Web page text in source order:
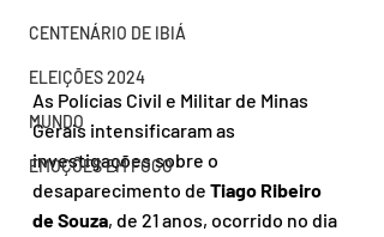
CENTENÁRIO DE IBIÁ
ELEIÇÕES 2024
MUNDO
EMOÇÕES EM FOCO
As Polícias Civil e Militar de Minas
Gerais intensificaram as
investigações sobre o
desaparecimento de Tiago Ribeiro
de Souza, de 21 anos, ocorrido no dia